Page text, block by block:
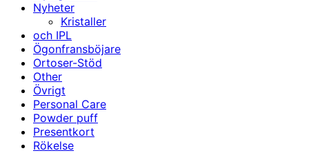
Nyheter
Kristaller
och IPL
Ögonfransböjare
Ortoser-Stöd
Other
Övrigt
Personal Care
Powder puff
Presentkort
Rökelse